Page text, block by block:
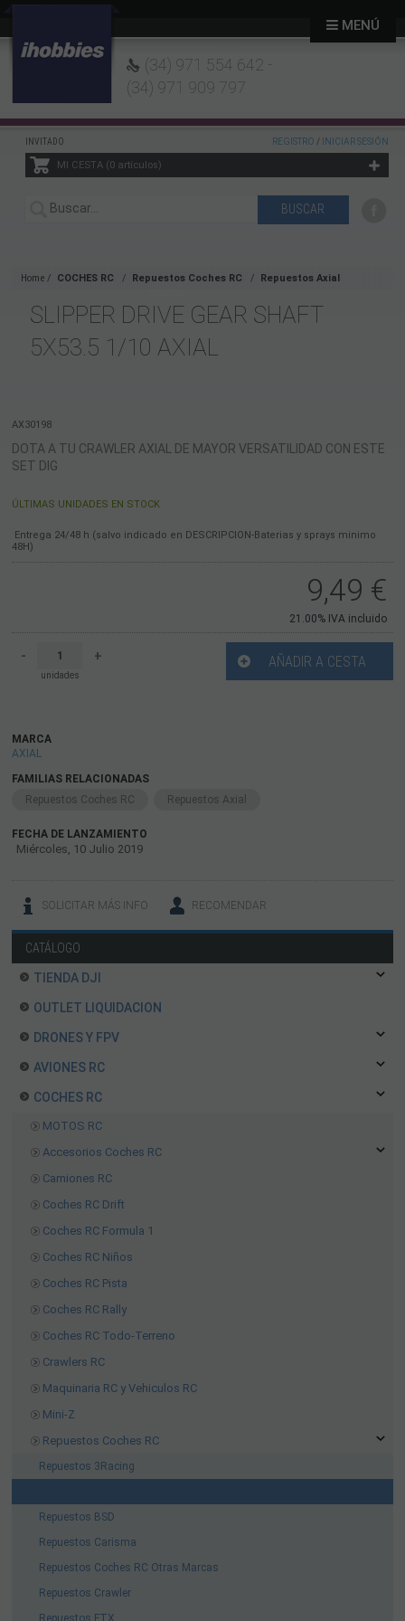
(34) 971 554 642 -
(34) 971 909 797
INVITADO REGISTRO / INICIAR SESIÓN
MI CESTA 0artículos
MENÚ
Home COCHES RC Repuestos Coches RC Repuestos Axial
SLIPPER DRIVE GEAR SHAFT
5X53.5 1/10 AXIAL
AX30198
DOTA A TU CRAWLER AXIAL DE MAYOR VERSATILIDAD CON ESTE
SET DIG
ÚLTIMAS UNIDADES EN STOCK
Entrega 24/48 h (salvo indicado en DESCRIPCION-Baterias y sprays minimo
48H)
9,49 €
21.00% IVA incluido
-
unidades
+ AÑADIR A CESTA
MARCA
AXIAL
FAMILIAS RELACIONADAS
Repuestos Coches RC
Repuestos Axial
FECHA DE LANZAMIENTO
Miércoles, 10 Julio 2019
SOLICITAR MÁS INFO RECOMENDAR
CATÁLOGO
TIENDA DJI
OUTLET LIQUIDACION
DRONES Y FPV
AVIONES RC
COCHES RC
MOTOS RC
Accesorios Coches RC
Camiones RC
Coches RC Drift
Coches RC Formula 1
Coches RC Niños
Coches RC Pista
Coches RC Rally
Coches RC Todo-Terreno
Crawlers RC
Maquinaria RC y Vehiculos RC
Mini-Z
Repuestos Coches RC
Repuestos 3Racing
Repuestos BSD
Repuestos Carisma
Repuestos Coches RC Otras Marcas
Repuestos Crawler
Repuestos FTX